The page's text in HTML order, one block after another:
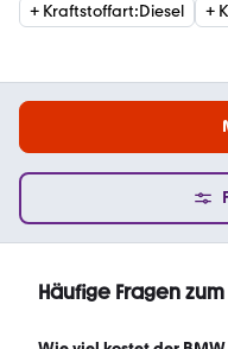
+ Kraftstoffart:Diesel +
Häufige Fragen zum